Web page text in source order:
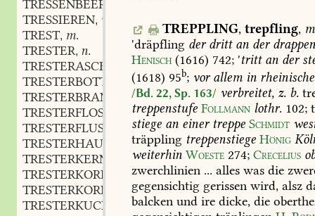
TRESSENBEERE
TRESSIEREN, vb.
TREST, m.
TRESTER, n.
TRESTERASCHE
TRESTERBOTTICH
TRESTERBRANNTWEIN
TRESTERFLOSZ
TRESTERFLUSZ
TRESTERHAUFE
TRESTERKERN
TRESTERKORB
TRESTERKORN
TRESTERKUCHEN
TREPPLING, trepfling,
'dräpfling derdrittan der
Henisch (1616) 742; 'trittan der
(1618) 95b; vorallem in
/Bd. 22, Sp. 163/ verbreitet, z. b.
treppenstufe Follmann lothr. 102;
stiege an einertreppe Schmidt
träppling treppenstiege Hönig
weiterhin Woeste 274; Crecelius
zwerchlinien ... alles was die
gegensichtig gerissen wird, alsz
balcken und ire dicke, die